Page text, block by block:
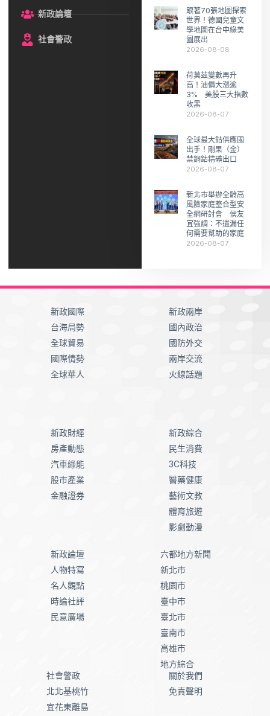
新政論壇
社會警政
跟著70張地圖探索
世界！德國兒童文
學地圖在台中綠美
圖展出
2026-08-08
荷莫茲變數再升
高！油價大漲逾
3% 美股三大指數
收黑
2026-08-07
全球最大鈷供應國
出手！剛果（金）
禁銅鈷精礦出口
2026-08-07
新北市舉辦全齡高
風險家庭整合型安
全網研討會 侯友
宜強調：不遺漏任
何需要幫助的家庭
2026-08-07
新政國際
台海局勢
全球貿易
國際情勢
全球華人
新政兩岸
國內政治
國防外交
兩岸交流
火線話題
新政財經
房產動態
汽車綠能
股市產業
金融證券
新政綜合
民生消費
3C科技
醫藥健康
藝術文教
體育旅遊
影劇動漫
新政論壇
人物特寫
名人觀點
時論社評
民意廣場
六都地方新聞
新北市
桃園市
臺中市
臺北市
臺南市
高雄市
地方綜合
社會警政
北北基桃竹
宜花東離島
關於我們
免責聲明